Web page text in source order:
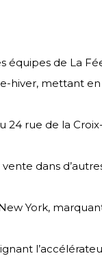
équipes de La
mettant en
rue de la
dans
York,